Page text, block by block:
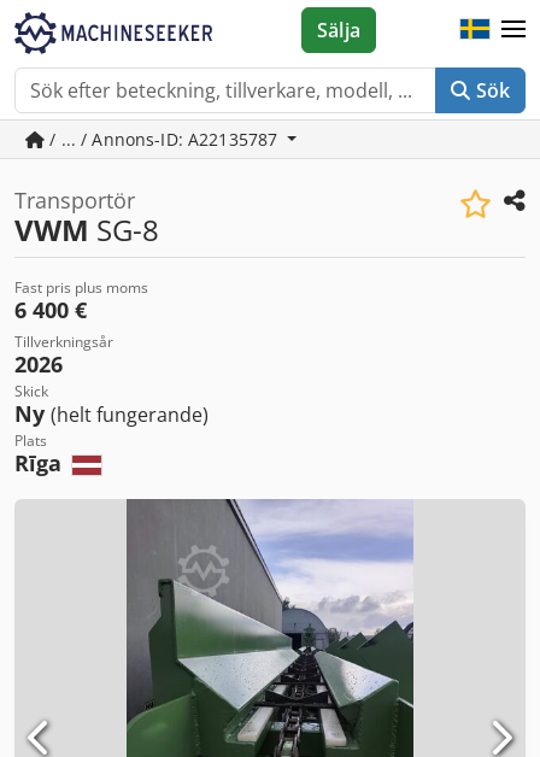
Sök
Sälja
/ ... / Annons-ID: A22135787
Transportör
VWM SG-8
Fast pris plus moms
6 400 €
Tillverkningsår
2026
Skick
Ny (helt fungerande)
Plats
Rīga